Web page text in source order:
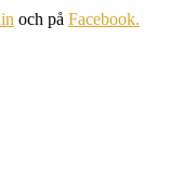
och på Facebook.